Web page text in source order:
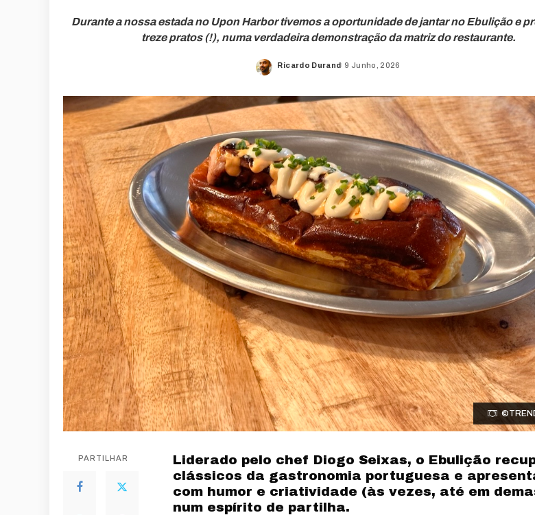
Durante a nossa estada no Upon Harbor tivemos a oportunidade de jantar no Ebulição e
treze pratos (!), numa verdadeira demonstração da matriz do restaurante.
Posted
Ricardo Durand 9 Junho, 2026
PARTILHAR
Liderado pelo chef Diogo Seixas, o Ebulição
clássicos da gastronomia portuguesa e
com humor e criatividade (às vezes, até em
num espírito de partilha.